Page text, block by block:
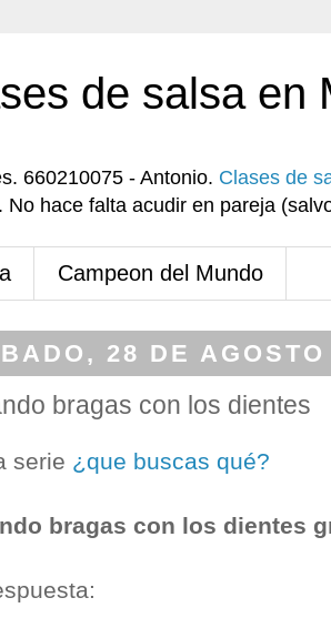
de salsa en
660210075 - Antonio. Clases de
. No hace falta acudir en pareja
Campeon del Mundo
28 DE
bragas con los dientes
serie ¿que buscas qué?
bragas con los dientes